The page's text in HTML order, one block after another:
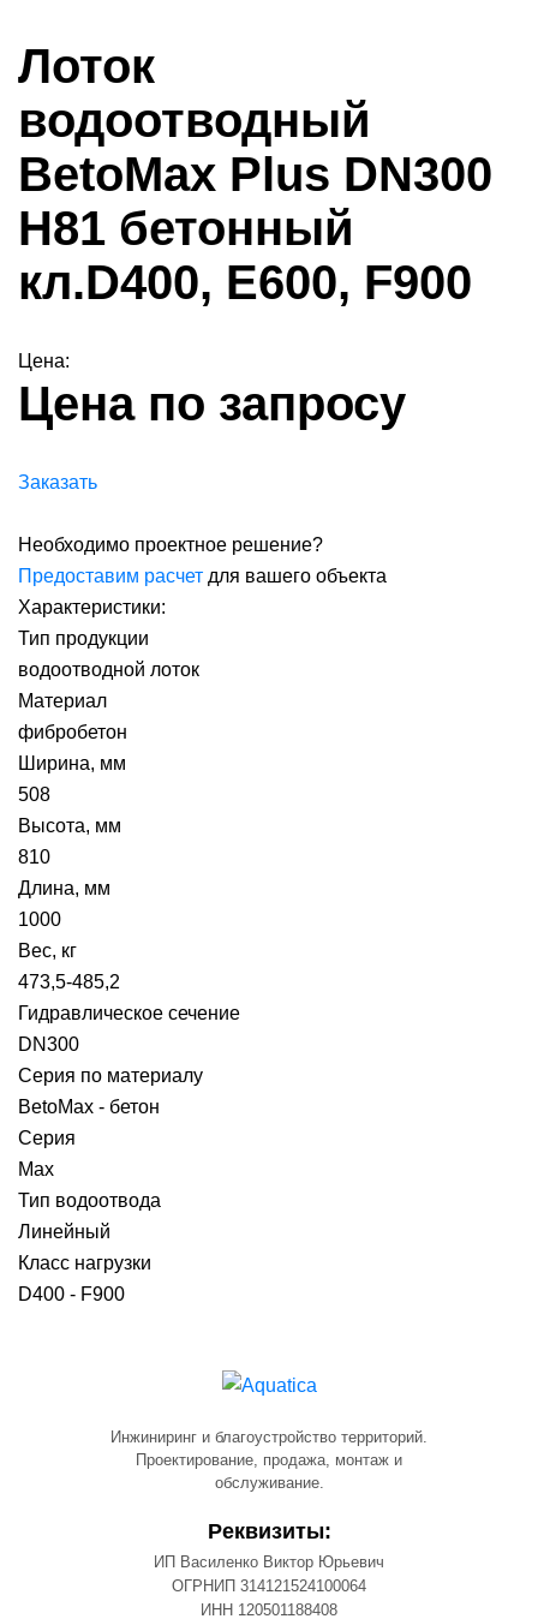
Лоток
водоотводный
BetoMax Plus DN300
H81 бетонный
кл.D400, E600, F900
Цена:
Цена по запросу
Заказать
Необходимо проектное решение?
Предоставим расчет для вашего объекта
Характеристики:
Тип продукции
водоотводной лоток
Материал
фибробетон
Ширина, мм
508
Высота, мм
810
Длина, мм
1000
Вес, кг
473,5-485,2
Гидравлическое сечение
DN300
Серия по материалу
BetoMax - бетон
Серия
Max
Тип водоотвода
Линейный
Класс нагрузки
D400 - F900
Инжиниринг и благоустройство территорий.
Проектирование, продажа, монтаж и
обслуживание.
Реквизиты:
ИП Василенко Виктор Юрьевич
ОГРНИП 314121524100064
ИНН 120501188408